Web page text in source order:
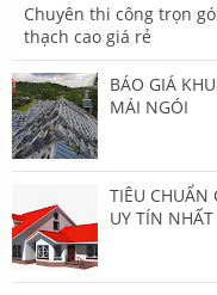
Chuyên thi công trọn
thạch cao giá rẻ
BÁO GIÁ
MÁI NGÓI
TIÊU CHUẨN
UY TÍN NHẤT